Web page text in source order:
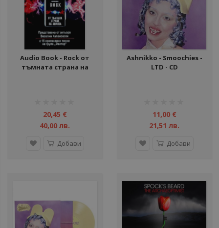
Audio Book - Rock от
тъмната страна на
20,45 €
40,00 лв.
Добави
Ashnikko - Smoochies -
LTD - CD
11,00 €
21,51 лв.
Добави